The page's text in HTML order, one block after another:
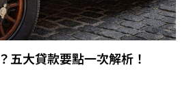
五大貸款要點一次解析！